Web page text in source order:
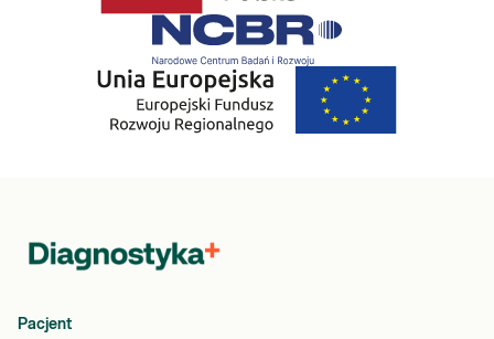
Pacjent